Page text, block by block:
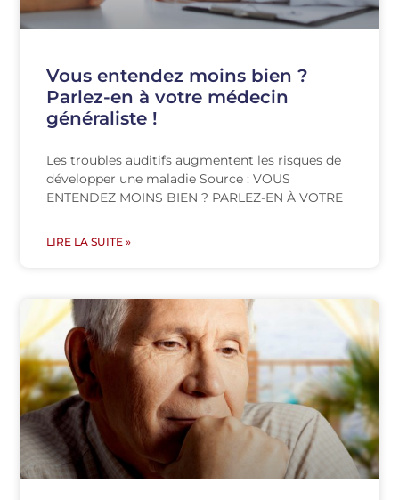
Vous entendez moins bien ?
Parlez-en à votre médecin
généraliste !
Les troubles auditifs augmentent les risques de
développer une maladie Source : VOUS
ENTENDEZ MOINS BIEN ? PARLEZ-EN À VOTRE
LIRE LA SUITE »